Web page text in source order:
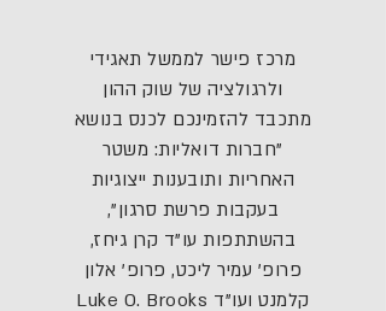
מרכז פישר לממשל תאגידי
ולרגולציה של שוק ההון
מתכבד להזמינכם לכנס בנושא
"חברות דואליות: משטר
האחריות ותובענות ייצוגיות
בעקבות פרשת סרגון",
בהשתתפות עו"ד קרן גיחז,
פרופ' עמיר ליכט, פרופ' אלון
קלמנט ועו"ד Luke O. Brooks